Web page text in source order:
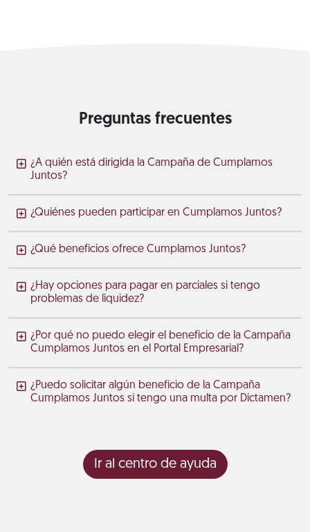
Preguntas frecuentes
¿A quién está dirigida la Campaña de Cumplamos
Juntos?
¿Quiénes pueden participar en Cumplamos Juntos?
¿Qué beneficios ofrece Cumplamos Juntos?
¿Hay opciones para pagar en parciales si tengo
problemas de liquidez?
¿Por qué no puedo elegir el beneficio de la Campaña
Cumplamos Juntos en el Portal Empresarial?
¿Puedo solicitar algún beneficio de la Campaña
Cumplamos Juntos si tengo una multa por Dictamen?
Ir al centro de ayuda